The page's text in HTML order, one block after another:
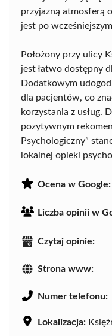
przyjazną atmosferą
jest po
Położony przy ulicy
jest łatwo dostępny
Dodatkowym
dla pacjentów, co
korzystania z usług.
pozytywnym
Psychologiczny”
lokalnej opieki
Ocena w Google:
Liczba opinii w
Czytaj opinie:
Strona www:
Numer telefonu:
Lokalizacja: